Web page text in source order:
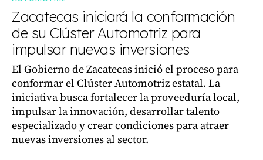
Zacatecas iniciará la conformación
de su Clúster Automotriz para
impulsar nuevas inversiones
El Gobierno de Zacatecas inició el proceso para
conformar el Clúster Automotriz estatal. La
iniciativa busca fortalecer la proveeduría local,
impulsar la innovación, desarrollar talento
especializado y crear condiciones para atraer
nuevas inversiones al sector.